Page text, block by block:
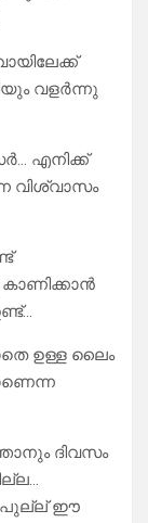
വളർന്നു
എനിക്ക്
വിശ്വാസം
ഉള്ള ലൈം
ദിവസം
പുല്ല് ഈ